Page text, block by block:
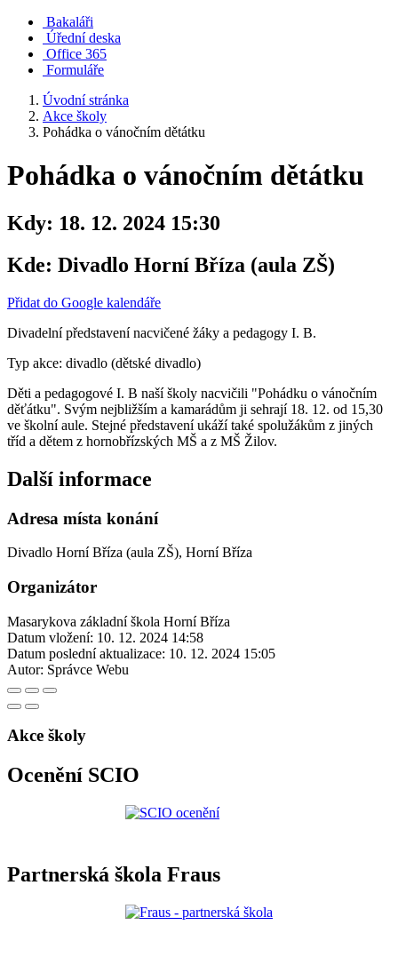
Bakaláři
Úřední deska
Office 365
Formuláře
Úvodní stránka
Akce školy
Pohádka o vánočním dětátku
Pohádka o vánočním dětátku
Kdy: 18. 12. 2024 15:30
Kde: Divadlo Horní Bříza (aula ZŠ)
Přidat do Google kalendáře
Divadelní představení nacvičené žáky a pedagogy I. B.
Typ akce: divadlo (dětské divadlo)
Děti a pedagogové I. B naší školy nacvičili "Pohádku o vánočním
děťátku". Svým nejbližším a kamarádům ji sehrají 18. 12. od 15,30
ve školní aule. Stejné představení ukáží také spolužákům z jiných
tříd a dětem z hornobřízských MŠ a z MŠ Žilov.
Další informace
Adresa místa konání
Divadlo Horní Bříza (aula ZŠ), Horní Bříza
Organizátor
Masarykova základní škola Horní Bříza
Datum vložení: 10. 12. 2024 14:58
Datum poslední aktualizace: 10. 12. 2024 15:05
Autor: Správce Webu
Akce školy
Ocenění SCIO
Partnerská škola Fraus